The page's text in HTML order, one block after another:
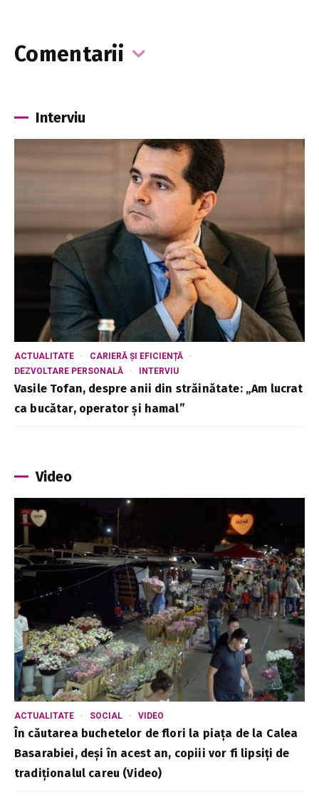
Comentarii
Interviu
ACTUALITATE
CARIERĂ ȘI EFICIENȚĂ
DEZVOLTARE PERSONALĂ
INTERVIU
Vasile Tofan, despre anii din străinătate: „Am lucrat
ca bucătar, operator și hamal”
Video
ACTUALITATE SOCIAL VIDEO
În căutarea buchetelor de flori la piața de la Calea
Basarabiei, deși în acest an, copiii vor fi lipsiți de
tradiționalul careu (Video)